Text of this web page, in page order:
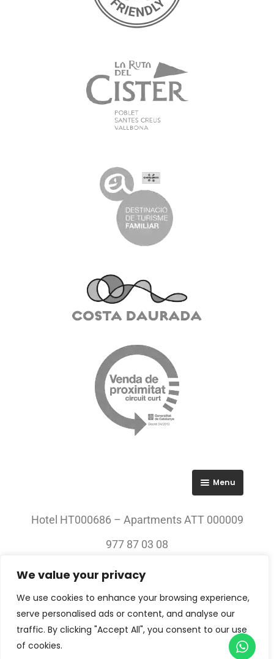
We value your privacy
We use cookies to enhance your browsing experience,
serve personalised ads or content, and analyse our
traffic. By clicking "Accept All", you consent to our use
of cookies.
Menu
Hotel HT000686 – Apartments ATT 000009
977 87 03 08
© 2023 All rights Reserved. Villa Engràcia